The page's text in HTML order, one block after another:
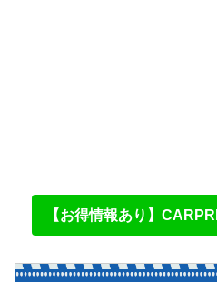
【お得情報あり】